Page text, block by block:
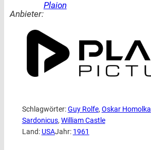
Anbieter:
Plaion
Schlagwörter:Guy Rolfe, Oskar Homolka
Sardonicus, William Castle
Land: USAJahr: 1961